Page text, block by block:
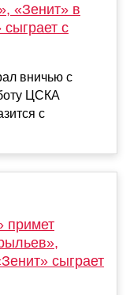
«Зенит» в
сыграет с
вничью с
ЦСКА
с
примет
сыграет